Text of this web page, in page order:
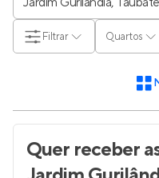
Quartos
Filtrar
Quer receber